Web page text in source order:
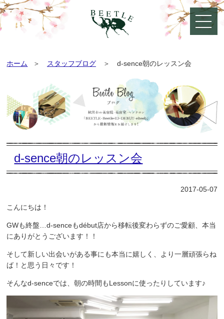
ホーム スタッフブログ d-sence朝のレッスン会
d-sence朝のレッスン会
2017-05-07
こんにちは ！
GWも終盤…d-senceもdébut店から移転後変わらずのご愛顧、本当
にありがとうございます！！
そして新しい出会いがある事にも本当に嬉しく、より一層頑張らね
ば！と思う日々です！
そんなd-senceでは、朝の時間もLessonに使ったりしています♪